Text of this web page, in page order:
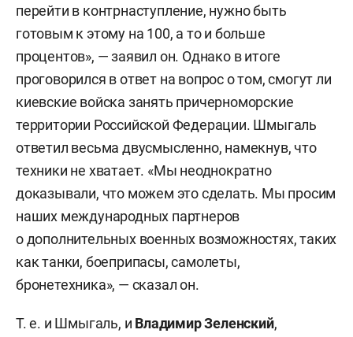
перейти в контрнаступление, нужно быть
готовым к этому на 100, а то и больше
процентов», — заявил он. Однако в итоге
проговорился в ответ на вопрос о том, смогут ли
киевские войска занять причерноморские
территории Российской Федерации. Шмыгаль
ответил весьма двусмысленно, намекнув, что
техники не хватает. «Мы неоднократно
доказывали, что можем это сделать. Мы просим
наших международных партнеров
о дополнительных военных возможностях, таких
как танки, боеприпасы, самолеты,
бронетехника», — сказал он.
Т. е. и Шмыгаль, и Владимир Зеленский,